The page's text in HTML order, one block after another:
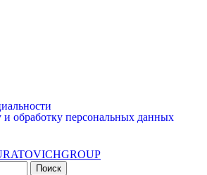
и обработку персональных данных
Поиск